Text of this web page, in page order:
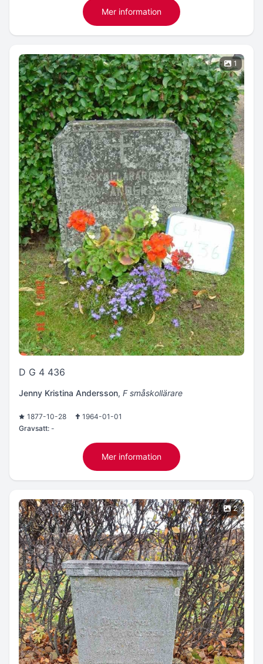
Mer information
1
D G 4 436
Jenny Kristina Andersson, F småskollärare
1877-10-28
1964-01-01
Gravsatt: -
Mer information
2